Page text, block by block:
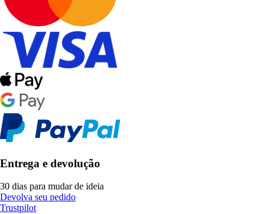
Entrega e devolução
30 dias para mudar de ideia
Devolva seu pedido
Trustpilot